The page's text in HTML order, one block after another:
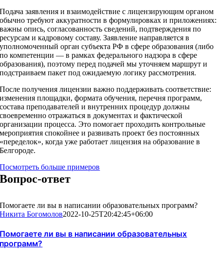
Подача заявления и взаимодействие с лицензирующим органом
обычно требуют аккуратности в формулировках и приложениях:
важны опись, согласованность сведений, подтверждения по
ресурсам и кадровому составу. Заявление направляется в
уполномоченный орган субъекта РФ в сфере образования (либо
по компетенции — в рамках федерального надзора в сфере
образования), поэтому перед подачей мы уточняем маршрут и
подстраиваем пакет под ожидаемую логику рассмотрения.
После получения лицензии важно поддерживать соответствие:
изменения площадки, формата обучения, перечня программ,
состава преподавателей и внутренних процедур должны
своевременно отражаться в документах и фактической
организации процесса. Это помогает проходить контрольные
мероприятия спокойнее и развивать проект без постоянных
«переделок», когда уже работает лицензия на образование в
Белгороде.
Посмотреть больше примеров
Вопрос-ответ
Помогаете ли вы в написании образовательных программ?
Никита Богомолов2022-10-25T20:42:45+06:00
Помогаете ли вы в написании образовательных
программ?